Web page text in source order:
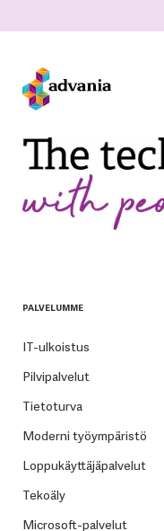
PALVELUMME
IT-ulkoistus
Pilvipalvelut
Tietoturva
Moderni työympäristö
Loppukäyttäjäpalvelut
Tekoäly
Microsoft-palvelut